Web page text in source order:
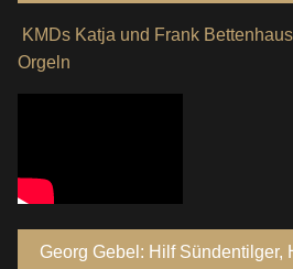
KMDs Katja und Frank
Orgeln
Georg Gebel: Hilf